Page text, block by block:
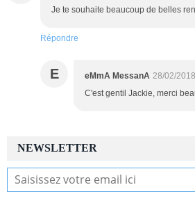
Je te souhaite beaucoup de belles
Répondre
E eMmA MessanA 28/02/
C'est gentil Jackie, merci
NEWSLETTER